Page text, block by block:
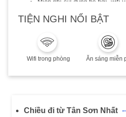
Miễn phí sử dụng bể bơi, wifi
Giờ nhận phòng 14h00, trả
Chính sách trẻ em:
Trẻ dưới 2 tuổi: 300,000 VND/
Trẻ từ 2-3 tuổi: 1,400,000
mẹ)
Áp dụng khách Việt hoặc
TIỆN NGHI NỔI BẬT
Wifi trong phòng Ăn sáng miễn
Chiều đi từ Tân Sơn Nhất